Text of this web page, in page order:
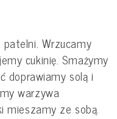
Wrzucamy
cukinię. Smażymy
doprawiamy solą i
warzywa
mieszamy ze sobą.